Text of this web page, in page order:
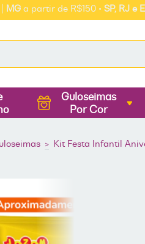
partir de R$150 •SP, RJ e ESa
Guloseimas
Por Cor
> Kit Festa Infantil